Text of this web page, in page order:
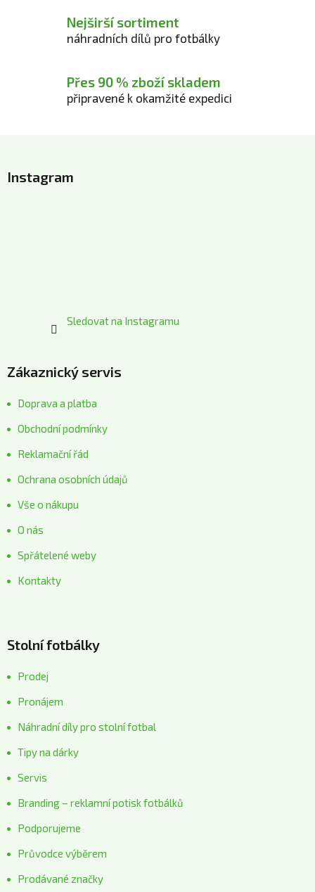
Nejširší sortiment
náhradních dílů pro fotbálky
Přes 90 % zboží skladem
připravené k okamžité expedici
pInstagram
Sledovat na Instagramu
Zákaznický servis
Doprava a platba
Obchodní podmínky
Reklamační řád
Ochrana osobních údajů
Vše o nákupu
O nás
Spřátelené weby
Kontakty
Stolní fotbálky
Prodej
Pronájem
Náhradní díly pro stolní fotbal
Tipy na dárky
Servis
Branding – reklamní potisk fotbálků
Podporujeme
Průvodce výběrem
Prodávané značky